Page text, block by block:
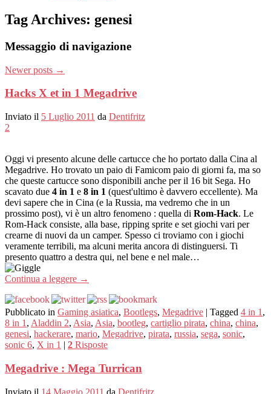
Tag Archives: genesi
Messaggio di navigazione
Newer posts →
Hacks X et in 1 Megadrive
Inviato il 5 Luglio 2011 da Dentifritz
2
Oggi vi presento alcune delle cartucce che ho portato dalla Cina al
Megadrive. Ho trovato un paio di Famicom paio di giorni fa, ma so
che queste cartucce sono disponibili anche per il 16 bit Sega. Ho
scavato due 4 in 1 e 8 in 1 (quest'ultimo è davvero eccellente). Ma
devi sapere che in Cina (e la Russia, ma vedremo che in un
prossimo post), vi è un altro fenomeno : quella di Rom-Hack. Le
Rom-Hack consiste, alla base, ripping sprite e set giochi vari per
crearne di nuovi da un camper. Spesso ci troviamo con i giochi
veramente terribili, ma alcuni merita ancora di distinguersi. Ti
presento quattro a destra qui, nel bene e nel male…
Continua a leggere →
Pubblicato in Gaming asiatica, Bootlegs, Megadrive | Tagged 4 in 1 ,
8 in 1 , Aladdin 2, Asia, Asia, bootleg, cartiglio pirata, china, china,
genesi, hackerare, mario, Megadrive, pirata, russia, sega, sonic,
sonic 6, X in 1 | 2 Risposte
Megadrive : Mega Turrican
Inviato il 14 Maggio 2011 da Dentifritz